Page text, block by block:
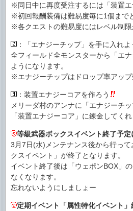
※同日中に再度受注するには「装置
※初回報酬装備は難易度毎に1個まで
※各クエストの難易度にはレベル制
：「エナジーチップ」を手に入れよ
全フィールド全モンスターから「エ
ようになります。
※エナジーチップはドロップ率アッ
：装置エナジーコアを作ろう
メリーダ村のアンナに「エナジーチ
「装置エナジーコア」に錬金してくれ
等級武器ボックスイベント終了予定
3月7日(水)メンテナンス後から行っ
クスイベント」が終了となります。
イベント終了後は「ウェポンBOX」
なくなります。
忘れないようにしましょー
定期イベント「属性特化イベント